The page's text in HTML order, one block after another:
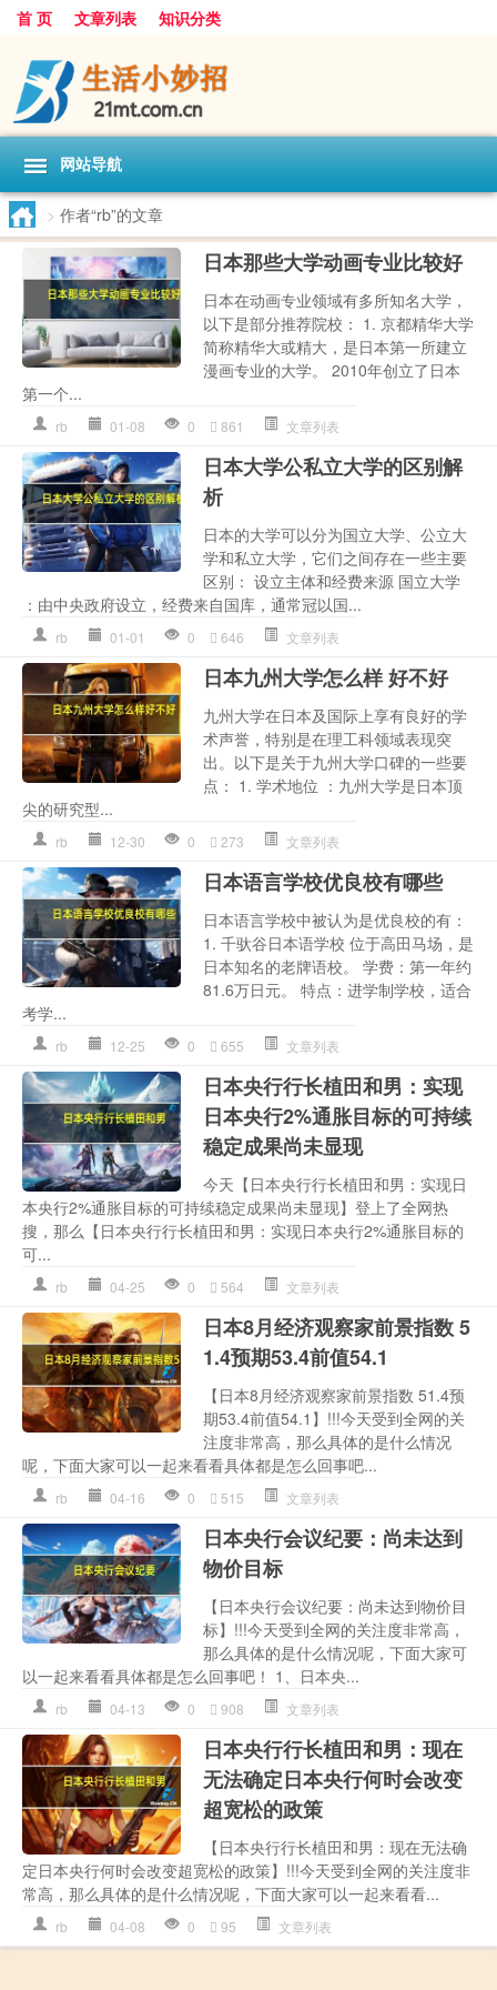
首 页 文章列表 知识分类
网站导航
> 作者“rb”的文章
日本那些大学动画专业比较好
日本在动画专业领域有多所知名大学，
以下是部分推荐院校： 1. 京都精华大学
简称精华大或精大，是日本第一所建立
漫画专业的大学。 2010年创立了日本
第一个...
rb 01-08 0 861 文章列表
日本大学公私立大学的区别解
析
日本的大学可以分为国立大学、公立大
学和私立大学，它们之间存在一些主要
区别： 设立主体和经费来源 国立大学
：由中央政府设立，经费来自国库，通常冠以国...
rb 01-01 0 646 文章列表
日本九州大学怎么样 好不好
九州大学在日本及国际上享有良好的学
术声誉，特别是在理工科领域表现突
出。以下是关于九州大学口碑的一些要
点： 1. 学术地位 ：九州大学是日本顶
尖的研究型...
rb 12-30 0 273 文章列表
日本语言学校优良校有哪些
日本语言学校中被认为是优良校的有：
1. 千驮谷日本语学校 位于高田马场，是
日本知名的老牌语校。 学费：第一年约
81.6万日元。 特点：进学制学校，适合
考学...
rb 12-25 0 655 文章列表
日本央行行长植田和男：实现
日本央行2%通胀目标的可持续
稳定成果尚未显现
今天【日本央行行长植田和男：实现日
本央行2%通胀目标的可持续稳定成果尚未显现】登上了全网热
搜，那么【日本央行行长植田和男：实现日本央行2%通胀目标的
可...
rb 04-25 0 564 文章列表
日本8月经济观察家前景指数 5
1.4预期53.4前值54.1
【日本8月经济观察家前景指数 51.4预
期53.4前值54.1】!!!今天受到全网的关
注度非常高，那么具体的是什么情况
呢，下面大家可以一起来看看具体都是怎么回事吧...
rb 04-16 0 515 文章列表
日本央行会议纪要：尚未达到
物价目标
【日本央行会议纪要：尚未达到物价目
标】!!!今天受到全网的关注度非常高，
那么具体的是什么情况呢，下面大家可
以一起来看看具体都是怎么回事吧！ 1、日本央...
rb 04-13 0 908 文章列表
日本央行行长植田和男：现在
无法确定日本央行何时会改变
超宽松的政策
【日本央行行长植田和男：现在无法确
定日本央行何时会改变超宽松的政策】!!!今天受到全网的关注度非
常高，那么具体的是什么情况呢，下面大家可以一起来看看...
rb 04-08 0 95 文章列表